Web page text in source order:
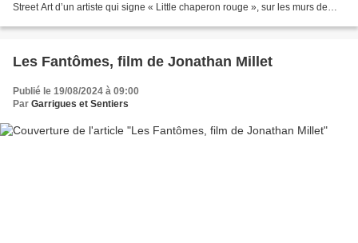
Street Art d’un artiste qui signe « Little chaperon rouge », sur les murs de
Les Fantômes, film de Jonathan Millet
Publié le 19/08/2024 à 09:00
Par Garrigues et Sentiers